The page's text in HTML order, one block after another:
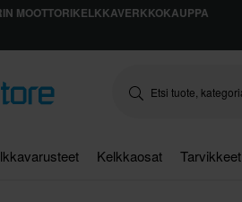
MOOTTORIKELKKAVERKKOKAUPPA
Kelkkaosat Tarvikkeet